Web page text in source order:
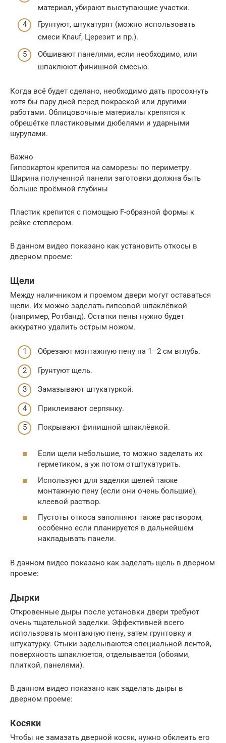
материал, убирают выступающие участки.
Грунтуют, штукатурят (можно использовать
смеси Knauf, Церезит и пр.).
Обшивают панелями, если необходимо, или
шпаклюют финишной смесью.
Когда всё будет сделано, необходимо дать просохнуть
хотя бы пару дней перед покраской или другими
работами. Облицовочные материалы крепятся к
обрешётке пластиковыми дюбелями и ударными
шурупами.
Важно
Гипсокартон крепится на саморезы по периметру.
Ширина полученной панели заготовки должна быть
больше проёмной глубины
Пластик крепится с помощью F-образной формы к
рейке степлером.
В данном видео показано как установить откосы в
дверном проеме:
Щели
Между наличником и проемом двери могут оставаться
щели. Их можно заделать гипсовой шпаклёвкой
(например, Ротбанд). Остатки пены нужно будет
аккуратно удалить острым ножом.
Обрезают монтажную пену на 1–2 см вглубь.
Грунтуют щель.
Замазывают штукатуркой.
Приклеивают серпянку.
Покрывают финишной шпаклёвкой.
Если щели небольшие, то можно заделать их
герметиком, а уж потом отштукатурить.
Используют для заделки щелей также
монтажную пену (если они очень большие),
клеевой раствор.
Пустоты откоса заполняют также раствором,
особенно если планируется в дальнейшем
накладывать панели.
В данном видео показано как заделать щель в дверном
проеме:
Дырки
Откровенные дыры после установки двери требуют
очень тщательной заделки. Эффективней всего
использовать монтажную пену, затем грунтовку и
штукатурку. Стыки заделываются специальной лентой,
поверхность шпаклюется, отделывается (обоями,
плиткой, панелями).
В данном видео показано как заделать дыры в
дверном проеме:
Косяки
Чтобы не замазать дверной косяк, нужно обклеить его